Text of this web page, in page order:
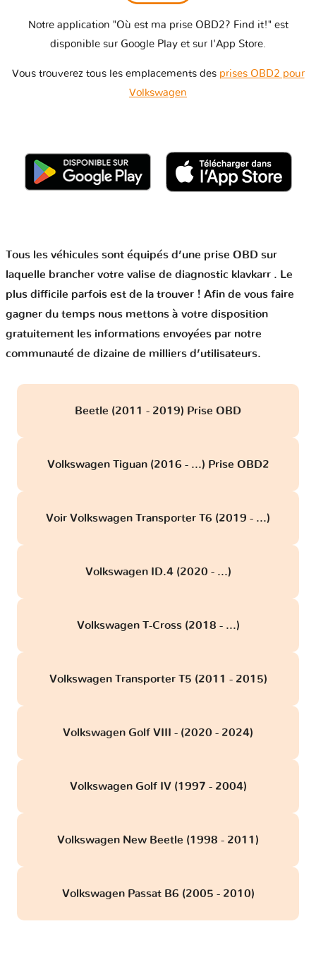
Notre application "Où est ma prise OBD2? Find it!" est
disponible sur Google Play et sur l'App Store.
Vous trouverez tous les emplacements des prises OBD2 pour
Volkswagen
Tous les véhicules sont équipés d’une prise OBD sur
laquelle brancher votre valise de diagnostic klavkarr . Le
plus difficile parfois est de la trouver ! Afin de vous faire
gagner du temps nous mettons à votre disposition
gratuitement les informations envoyées par notre
communauté de dizaine de milliers d’utilisateurs.
Beetle (2011 - 2019) Prise OBD
Volkswagen Tiguan (2016 - ...) Prise OBD2
Voir Volkswagen Transporter T6 (2019 - ...)
Volkswagen ID.4 (2020 - ...)
Volkswagen T-Cross (2018 - ...)
Volkswagen Transporter T5 (2011 - 2015)
Volkswagen Golf VIII - (2020 - 2024)
Volkswagen Golf IV (1997 - 2004)
Volkswagen New Beetle (1998 - 2011)
Volkswagen Passat B6 (2005 - 2010)